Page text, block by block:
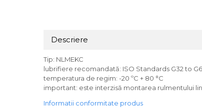
Descriere
Tip: NLMEKC
lubrifiere recomandată: ISO Standards G32 to
temperatura de regim: -20 ºC + 80 °C
important: este interzisă montarea rulmentului
Informatii conformitate produs